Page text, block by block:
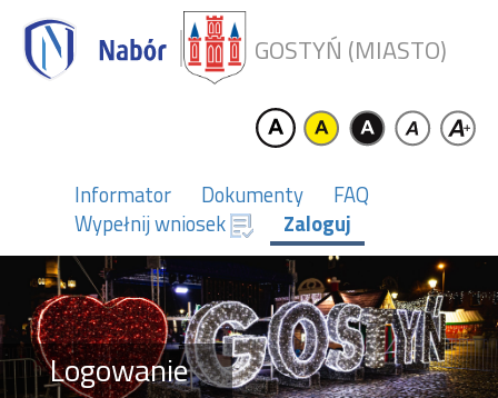
GOSTYŃ (MIASTO)
Informator Dokumenty
FAQ
Wypełnij wniosek
Zaloguj
Logowanie